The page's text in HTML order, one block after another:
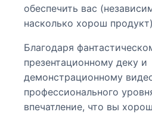
обеспечить вас
насколько хорош
Благодаря
презентационному деку и
демонстрационному
профессионального
впечатление, что вы